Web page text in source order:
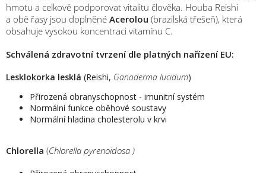
hmotu a celkově podporovat vitalitu člověka. Houba Reishi
a obě řasy jsou doplněné Acerolou (brazilská třešeň), která
obsahuje vysokou koncentraci vitamínu C.
Schválená zdravotní tvrzení dle platných nařízení EU:
Lesklokorka lesklá (Reishi, Ganoderma lucidum)
Přirozená obranyschopnost - imunitní systém
Normální funkce oběhové soustavy
Normální hladina cholesterolu v krvi
Chlorella (Chlorella pyrenoidosa )